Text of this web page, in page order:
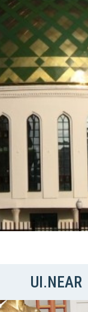
UI.NEAR